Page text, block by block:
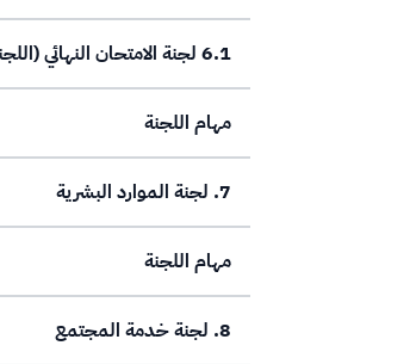
6.1 لجنة الامتحان النهائي (اللجنة الفرعية)
مهام اللجنة
7. لجنة الموارد البشرية
مهام اللجنة
8. لجنة خدمة المجتمع